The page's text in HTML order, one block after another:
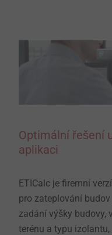
Optimální řešení
aplikaci
ETICalc je firemní
pro zateplování
zadání výšky budovy,
terénu a typu